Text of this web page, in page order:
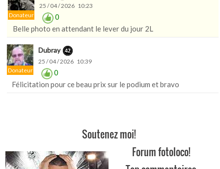
Donateur
25 / 04 / 2026 10:23
0
Belle photo en attendant le lever du jour 2L
Donateur
Dubray
25 / 04 / 2026 10:39
0
Félicitation pour ce beau prix sur le podium et bravo
Soutenez moi!
Forum fotoloco!